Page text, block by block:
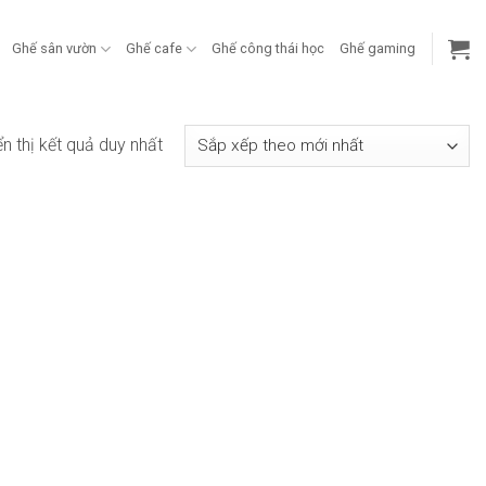
Ghế sân vườn Ghế cafe Ghế công thái học Ghế gaming
thị kết quả duy nhất